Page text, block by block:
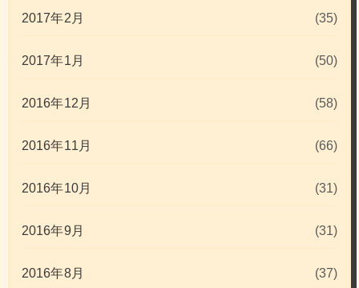
2017年2月 (35)
2017年1月 (50)
2016年12月 (58)
2016年11月 (66)
2016年10月 (31)
2016年9月 (31)
2016年8月 (37)